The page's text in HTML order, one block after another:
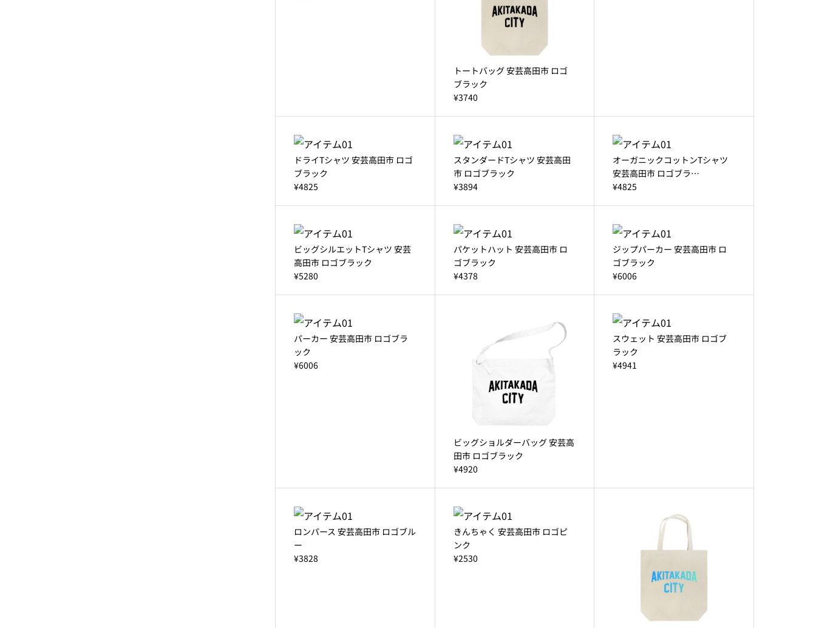
トートバッグ 安芸高田市 ロゴ
ブラック
¥3740
ドライTシャツ 安芸高田市 ロゴ
ブラック
¥4825
スタンダードTシャツ 安芸高田
市 ロゴブラック
¥3894
オーガニックコットンTシャツ
安芸高田市 ロゴブラ…
¥4825
ビッグシルエットTシャツ 安芸
高田市 ロゴブラック
¥5280
パケットハット 安芸高田市 ロ
ゴブラック
¥4378
ジップパーカー 安芸高田市 ロ
ゴブラック
¥6006
パーカー 安芸高田市 ロゴブラ
ック
¥6006
ビッグショルダーバッグ 安芸高
田市 ロゴブラック
¥4920
スウェット 安芸高田市 ロゴブ
ラック
¥4941
ロンパース 安芸高田市 ロゴブル
ー
¥3828
きんちゃく 安芸高田市 ロゴピ
ンク
¥2530